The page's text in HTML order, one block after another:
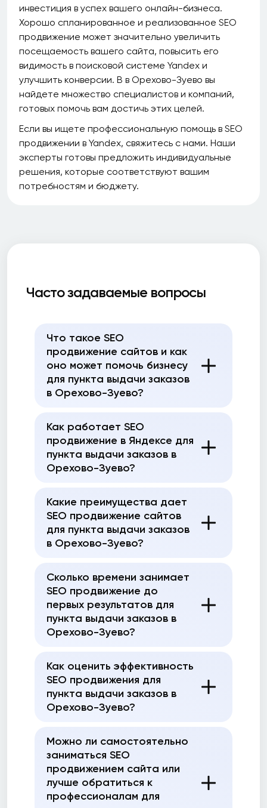
инвестиция в успех вашего онлайн-бизнеса.
Хорошо спланированное и реализованное SEO
продвижение может значительно увеличить
посещаемость вашего сайта, повысить его
видимость в поисковой системе Yandex и
улучшить конверсии. В в Орехово-Зуево вы
найдете множество специалистов и компаний,
готовых помочь вам достичь этих целей.
Если вы ищете профессиональную помощь в SEO
продвижении в Yandex, свяжитесь с нами. Наши
эксперты готовы предложить индивидуальные
решения, которые соответствуют вашим
потребностям и бюджету.
Часто задаваемые вопросы
Что такое SEO
продвижение сайтов и как
оно может помочь бизнесу
для пункта выдачи заказов
в Орехово-Зуево?
Как работает SEO
продвижение в Яндексе для
пункта выдачи заказов в
Орехово-Зуево?
Какие преимущества дает
SEO продвижение сайтов
для пункта выдачи заказов
в Орехово-Зуево?
Сколько времени занимает
SEO продвижение до
первых результатов для
пункта выдачи заказов в
Орехово-Зуево?
Как оценить эффективность
SEO продвижения для
пункта выдачи заказов в
Орехово-Зуево?
Можно ли самостоятельно
заниматься SEO
продвижением сайта или
лучше обратиться к
профессионалам для